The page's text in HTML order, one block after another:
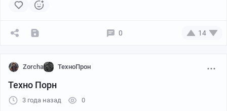
0 14
Zorcha ТехноПрон
Техно Порн
3 года назад 0